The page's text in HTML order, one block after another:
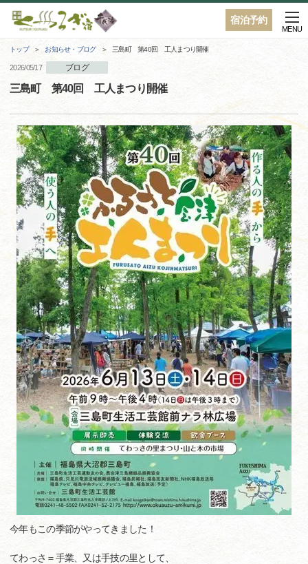
宿泊予約
MENU
トップ お知らせ・ブログ 三島町 第40回 工人まつり開催
2026/05/17 ブログ
三島町 第40回 工人まつり開催
今年もこの季節がやってきました！
てわっさ＝手業、又は手技の里として、